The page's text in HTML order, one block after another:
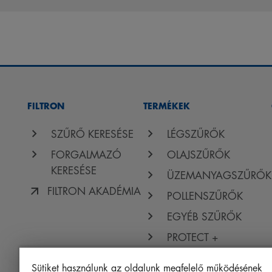
FILTRON
SZŰRŐ KERESÉSE
FORGALMAZÓ
KERESÉSE
FILTRON AKADÉMIA
TERMÉKEK
LÉGSZŰRŐK
OLAJSZŰRŐK
ÜZEMANYAGSZŰRŐK
POLLENSZŰRŐK
EGYÉB SZŰRŐK
PROTECT +
Sütiket használunk az oldalunk megfelelő működésének